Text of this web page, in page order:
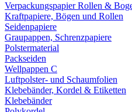
Verpackungspapier Rollen &
Kraftpapiere, Bögen und Rollen
Seidenpapiere
Graupappen, Schrenzpapiere
Polstermaterial
Packseiden
Wellpappen C
Luftpolster- und Schaumfolien
Klebebänder, Kordel & Etiketten
Klebebänder